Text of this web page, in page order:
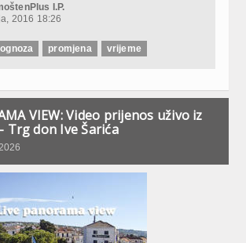
I.P.
2016 18:26
promjena vrijeme
VIEW: Video prijenos uživo iz
Trg don Ive Šarića